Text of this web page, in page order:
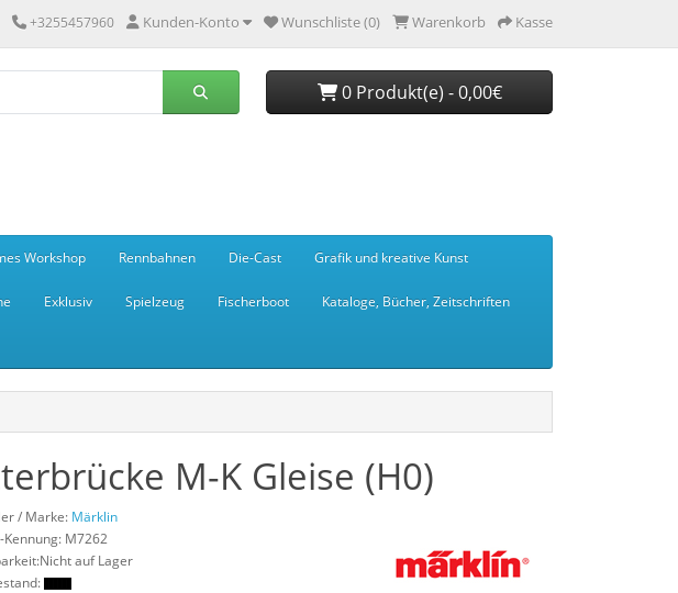
+3255457960 Kunden-Konto Wunschliste (0) Warenkorb Kasse
0 Produkt(e) - 0,00€
Workshop Rennbahnen Die-Cast Grafik und kreative Kunst
Exklusiv Spielzeug Fischerboot Kataloge, Bücher, Zeitschriften
M-K Gleise (H0)
/ Marke: Märklin
Kennung: M7262
auf Lager